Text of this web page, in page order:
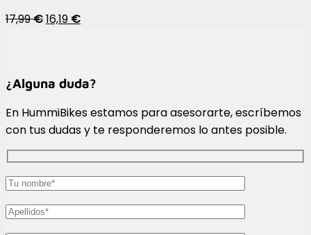
17,99€16,19 €
¿Alguna duda?
En HummiBikes estamos para asesorarte, escríbemos
con tus dudas y te responderemos lo antes posible.